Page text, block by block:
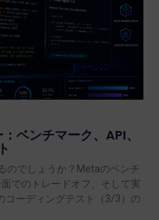
ベンチマーク、API、
のでしょうか？Metaのベンチ
でのトレードオフ、そして実
コーディングテスト（3/3）の